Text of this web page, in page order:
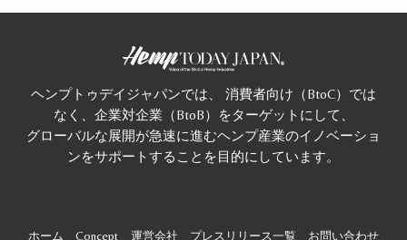
ヘンプトゥデイジャパンでは、 消費者向け（BtoC）では
なく、企業対企業（BtoB）をターゲットにして、
グローバルな展開が急速に進むヘンプ産業のイノベーショ
ンをサポートすることを目的にしています。
ホーム Concept 運営会社 プレスリリース一覧 お問い合わせ